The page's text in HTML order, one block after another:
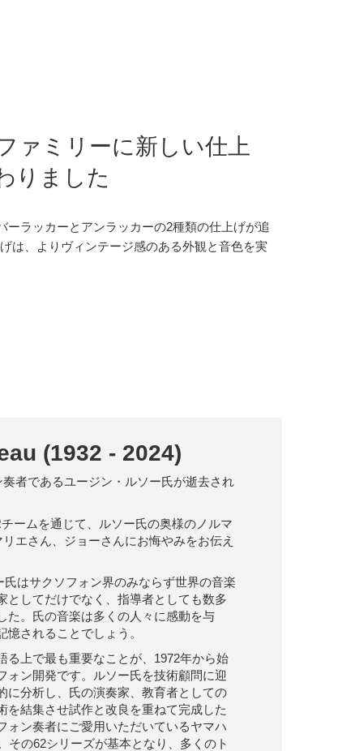
ァミリーに新しい仕上
りました
ーラッカーとアンラッカーの2種類の仕上げが追
は、よりヴィンテージ感のある外観と音色を実
(1932 - 2024)
者であるユージン・ルソー氏が逝去され
ームを通じて、ルソー氏の奥様のノルマ
エさん、ジョーさんにお悔やみをお伝え
はサクソフォン界のみならず世界の音楽
としてだけでなく、指導者としても数多
た。氏の音楽は多くの人々に感動を与
されることでしょう。
る上で最も重要なことが、1972年から始
ォン開発です。ルソー氏を技術顧問に迎
に分析し、氏の演奏家、教育者としての
を結集させ試作と改良を重ねて完成した
ォン奏者にご愛用いただいているヤマハ
その62シリーズが基本となり、多くのト